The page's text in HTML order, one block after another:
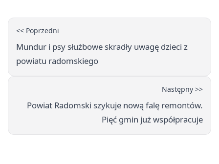
<< Poprzedni
Mundur i psy służbowe skradły uwagę dzieci z
powiatu radomskiego
Następny >>
Powiat Radomski szykuje nową falę remontów.
Pięć gmin już współpracuje